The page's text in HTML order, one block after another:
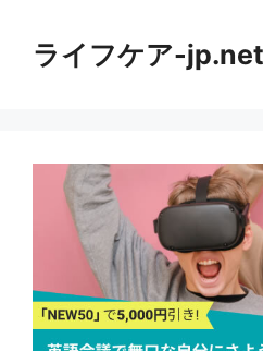
ライフケア-jp.net